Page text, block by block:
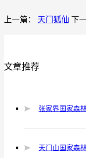
上一篇： 天门狐仙 下
文章推荐
张家界国家森
天门山国家森